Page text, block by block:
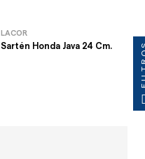
LACOR
Sartén Honda Java 24 Cm.